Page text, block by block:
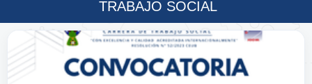
TRABAJO SOCIAL